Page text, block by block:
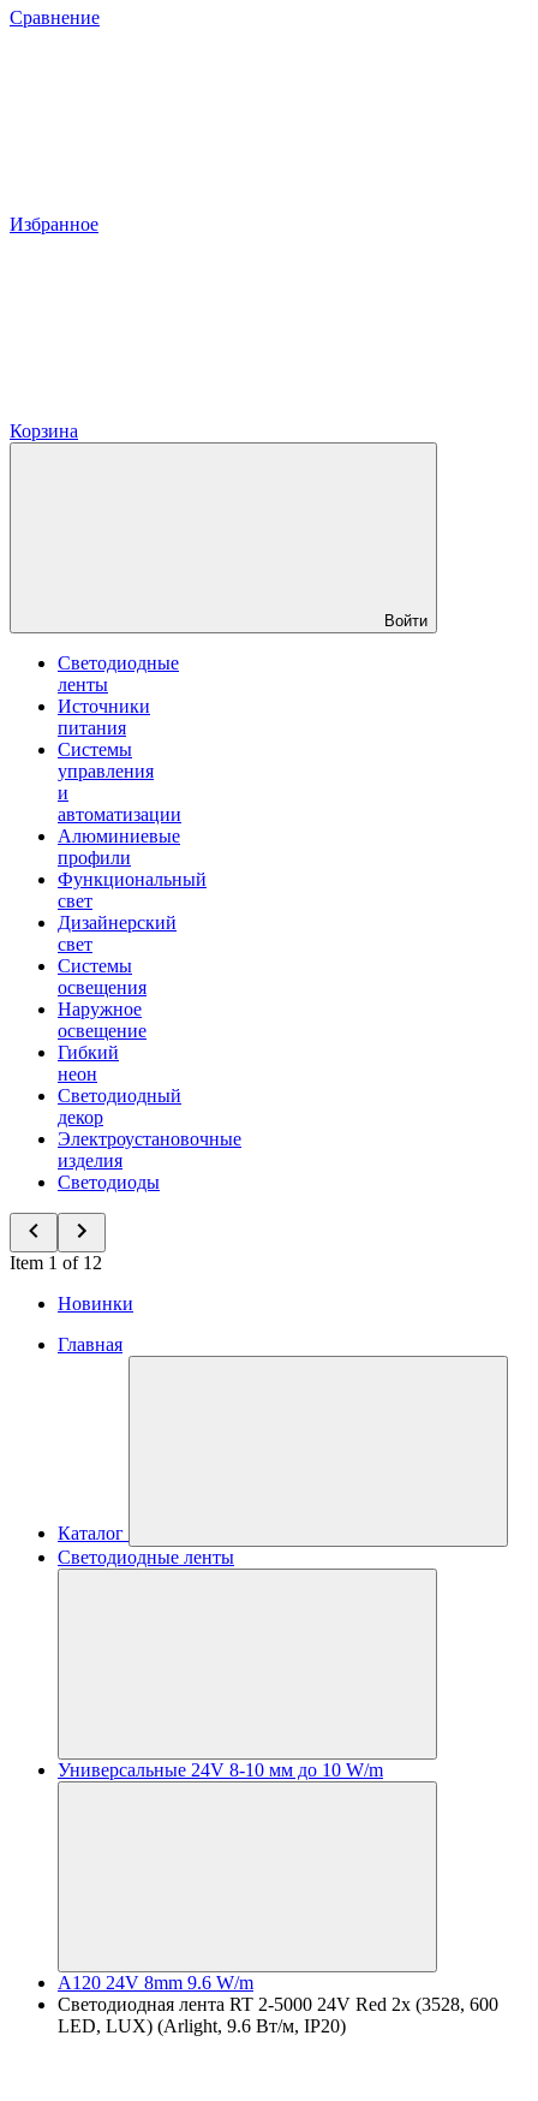
Сравнение
Избранное
Корзина
Войти
Светодиодные
ленты
Источники
питания
Системы
управления
и
автоматизации
Алюминиевые
профили
Функциональный
свет
Дизайнерский
свет
Системы
освещения
Наружное
освещение
Гибкий
неон
Светодиодный
декор
Электроустановочные
изделия
Светодиоды
Item 1 of 12
Новинки
Главная
Каталог
Светодиодные ленты
Универсальные 24V 8-10 мм до 10 W/m
A120 24V 8mm 9.6 W/m
Светодиодная лента RT 2-5000 24V Red 2х (3528, 600
LED, LUX) (Arlight, 9.6 Вт/м, IP20)